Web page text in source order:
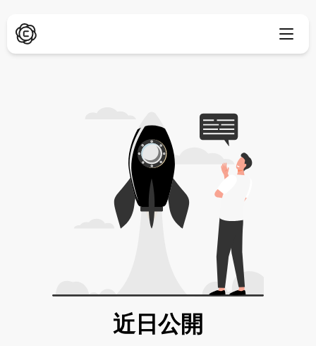
新着
AI画像ジェネレーター
AI画像インペイント 新着
私たちのニュースルーム
ブラウザ拡張機能
Chromeをサポート
モバイルアプリ
iOS & Android近日公開